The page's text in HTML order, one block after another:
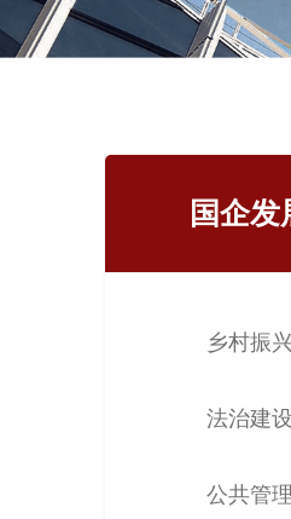
国企发
乡村振
法治建设
公共管理